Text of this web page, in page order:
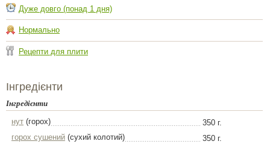
Дуже довго (понад 1 дня)
Нормально
Рецепти для плити
Інгредієнти
Інгредієнти
нут (горох)
350 г.
горох сушений (сухий колотий)
350 г.